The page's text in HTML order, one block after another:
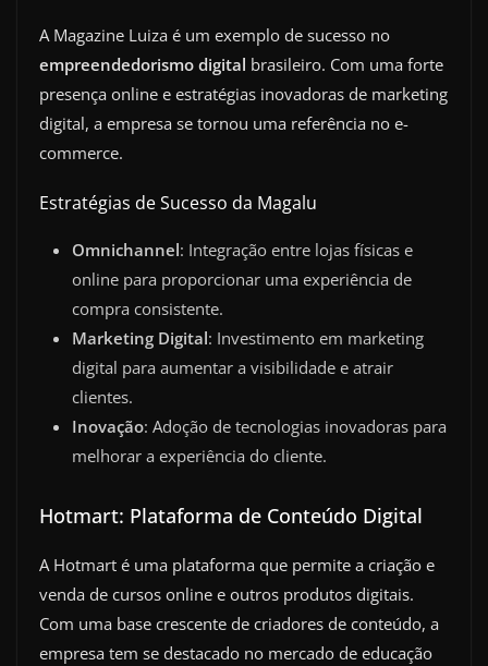
A Magazine Luiza é um exemplo de sucesso no
empreendedorismo digital brasileiro. Com uma forte
presença online e estratégias inovadoras de marketing
digital, a empresa se tornou uma referência no e-
commerce.
Estratégias de Sucesso da Magalu
Omnichannel: Integração entre lojas físicas e
online para proporcionar uma experiência de
compra consistente.
Marketing Digital: Investimento em marketing
digital para aumentar a visibilidade e atrair
clientes.
Inovação: Adoção de tecnologias inovadoras para
melhorar a experiência do cliente.
Hotmart: Plataforma de Conteúdo Digital
A Hotmart é uma plataforma que permite a criação e
venda de cursos online e outros produtos digitais.
Com uma base crescente de criadores de conteúdo, a
empresa tem se destacado no mercado de educação